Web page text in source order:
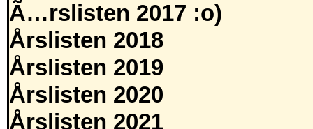
Ã…rslisten 2017 :o)
Årslisten 2018
Årslisten 2019
Årslisten 2020
Årslisten 2021